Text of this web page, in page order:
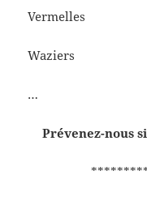
Vermelles
Waziers
…
Prévenez-nous